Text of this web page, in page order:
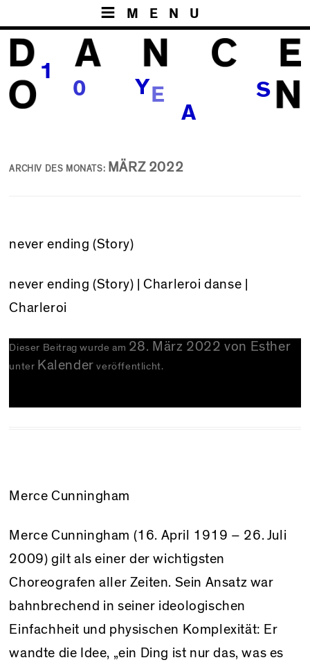
MENU
1
0 Y
A
S
ARCHIV DES MONATS: MÄRZ 2022
never ending (Story)
never ending (Story) | Charleroi danse |
Charleroi
Dieser Beitrag wurde am 28. März 2022 von Esther
unter Kalender veröffentlicht.
Merce Cunningham
Merce Cunningham (16. April 1919 – 26. Juli
2009) gilt als einer der wichtigsten
Choreografen aller Zeiten. Sein Ansatz war
bahnbrechend in seiner ideologischen
Einfachheit und physischen Komplexität: Er
wandte die Idee, „ein Ding ist nur das, was es